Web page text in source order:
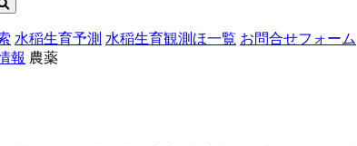
水稲生育予測 水稲生育観測ほ一覧 お問合せフォーム
報 農薬